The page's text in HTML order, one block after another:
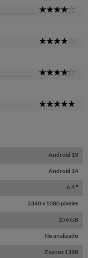
Android 13
Android 14
6,4 "
2340 x 1080 píxeles
256 GB
No analizado
Exynos 1380